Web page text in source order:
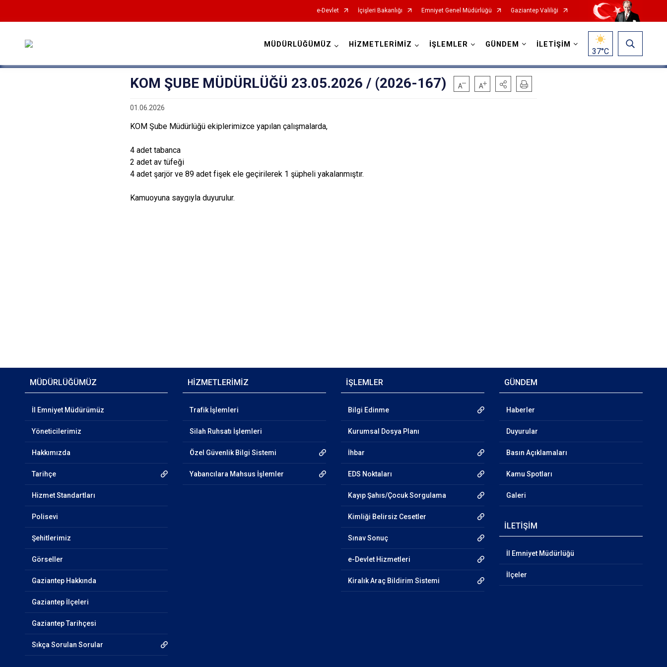
e-Devlet İçişleri Bakanlığı Emniyet Genel Müdürlüğü Gaziantep Valiliği
MÜDÜRLÜĞÜMÜZ HİZMETLERİMİZ İŞLEMLER GÜNDEM İLETİŞİM
37°C
KOM ŞUBE MÜDÜRLÜĞÜ 23.05.2026 / (2026-167)
01.06.2026
KOM Şube Müdürlüğü ekiplerimizce yapılan çalışmalarda,
4 adet tabanca
2 adet av tüfeği
4 adet şarjör ve 89 adet fişek ele geçirilerek 1 şüpheli yakalanmıştır.
Kamuoyuna saygıyla duyurulur.
MÜDÜRLÜĞÜMÜZ
İl Emniyet Müdürümüz
Yöneticilerimiz
Hakkımızda
Tarihçe
Hizmet Standartları
Polisevi
Şehitlerimiz
Görseller
Gaziantep Hakkında
Gaziantep İlçeleri
Gaziantep Tarihçesi
Sıkça Sorulan Sorular
HİZMETLERİMİZ
Trafik İşlemleri
Silah Ruhsatı İşlemleri
Özel Güvenlik Bilgi Sistemi
Yabancılara Mahsus İşlemler
İŞLEMLER
Bilgi Edinme
Kurumsal Dosya Planı
İhbar
EDS Noktaları
Kayıp Şahıs/Çocuk Sorgulama
Kimliği Belirsiz Cesetler
Sınav Sonuç
e-Devlet Hizmetleri
Kiralık Araç Bildirim Sistemi
GÜNDEM
Haberler
Duyurular
Basın Açıklamaları
Kamu Spotları
Galeri
İLETİŞİM
İl Emniyet Müdürlüğü
İlçeler